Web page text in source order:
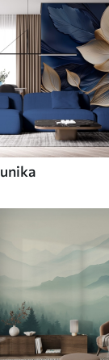
unika